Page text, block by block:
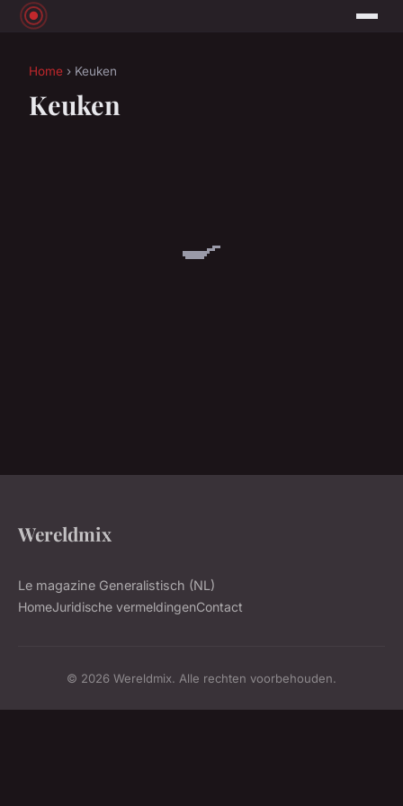
Home › Keuken
Keuken
🍳
Wereldmix
Le magazine Generalistisch (NL)
HomeJuridische vermeldingenContact
© 2026 Wereldmix. Alle rechten voorbehouden.